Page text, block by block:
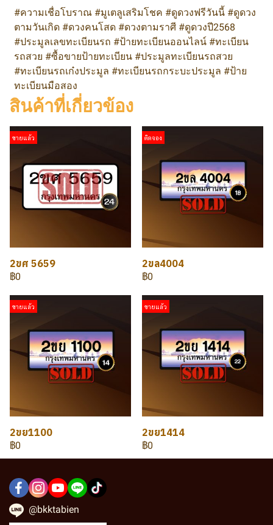
#ความเชื่อโบราณ #มูเตลูเสริมโชค #ดูดวงฟรีวันนี้ #ดูดวง
ตามวันเกิด #ดวงคนโสด #ดวงตามราศี #ดูดวงปี2568
#ประมูลเลขทะเบียนรถ #ป้ายทะเบียนออนไลน์ #ทะเบียน
รถสวย #ซื้อขายป้ายทะเบียน #ประมูลทะเบียนรถสวย
#ทะเบียนรถเก๋งประมูล #ทะเบียนรถกระบะประมูล #ป้าย
ทะเบียนมือสอง
สินค้าที่เกี่ยวข้อง
ขายแล้ว
2ขศ 5659
฿0
ติดจอง
2ขล4004
฿0
ขายแล้ว
2ขย1100
฿0
ขายแล้ว
2ขย1414
฿0
@bkktabien